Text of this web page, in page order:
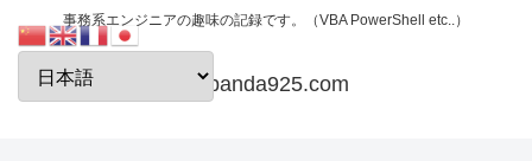
事務系エンジニアの趣味の記録です。（VBA PowerShell etc..）
papanda925.com